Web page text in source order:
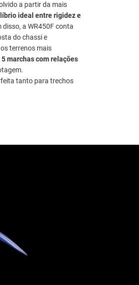
a partir da mais
ideal entre rigidez e
a WR450F conta
do chassi e
terrenos mais
marchas com relações
tanto para trechos